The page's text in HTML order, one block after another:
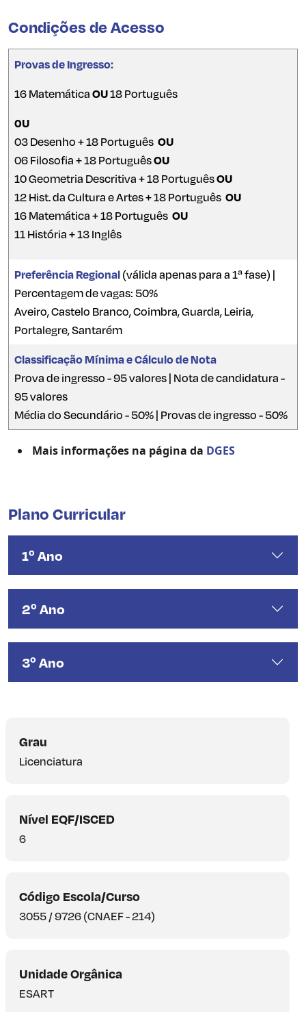
Condições de Acesso
Provas de Ingresso:
16 MatemáticaOU18 Português
0U
03 Desenho + 18 Português OU
06 Filosofia + 18 PortuguêsOU
10 Geometria Descritiva + 18 PortuguêsOU
12 Hist. da Cultura e Artes + 18 Português OU
16 Matemática + 18 Português OU
11 História + 13 Inglês
Preferência Regional(válida apenas para a 1ª fase) |
Percentagem de vagas: 50%
Aveiro, Castelo Branco, Coimbra, Guarda, Leiria,
Portalegre, Santarém
Classificação Mínima e Cálculo de Nota
Prova de ingresso - 95 valores | Nota de candidatura -
95 valores
Média do Secundário - 50% | Provas de ingresso - 50%
Mais informações na página da DGES
Plano Curricular
1º Ano
2º Ano
3º Ano
Grau
Licenciatura
Nível EQF/ISCED
6
Código Escola/Curso
3055 / 9726 (CNAEF - 214)
Unidade Orgânica
ESART